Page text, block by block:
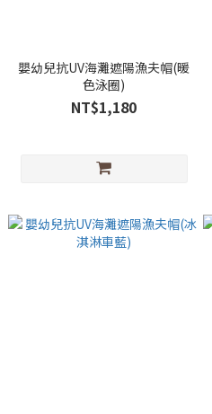
嬰幼兒抗UV海灘遮陽漁夫帽(暖
色泳圈)
NT$1,180